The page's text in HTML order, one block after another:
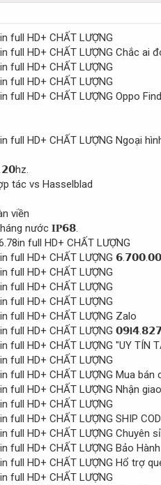
Chắc ai
Oppo
Ngoại
tác vs Hasselblad
viền
nước 𝐈𝐏𝟲𝟴.
Zalo
"UY TÍN
Mua bán
Nhận
SHIP
Chuyên
Bảo
Hổ trợ